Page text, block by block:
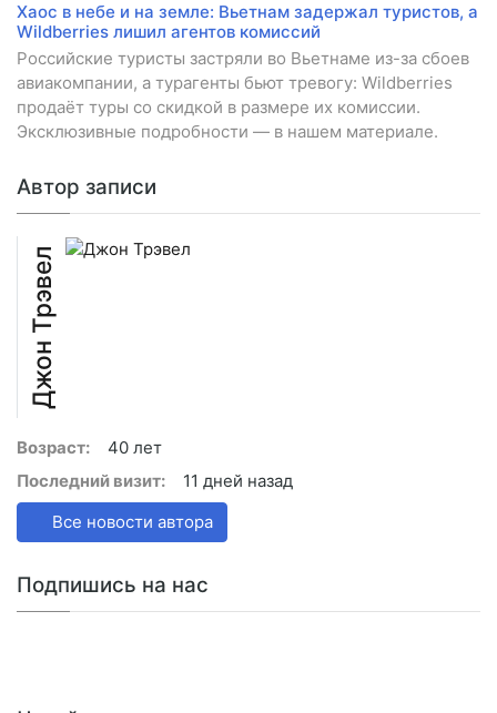
Хаос в небе и на земле: Вьетнам задержал туристов, а
Wildberries лишил агентов комиссий
Российские туристы застряли во Вьетнаме из-за сбоев
авиакомпании, а турагенты бьют тревогу: Wildberries
продаёт туры со скидкой в размере их комиссии.
Эксклюзивные подробности — в нашем материале.
Автор записи
Джон Трэвел
Возраст:
40 лет
Последний визит:
11 дней назад
Все новости автора
Подпишись на нас